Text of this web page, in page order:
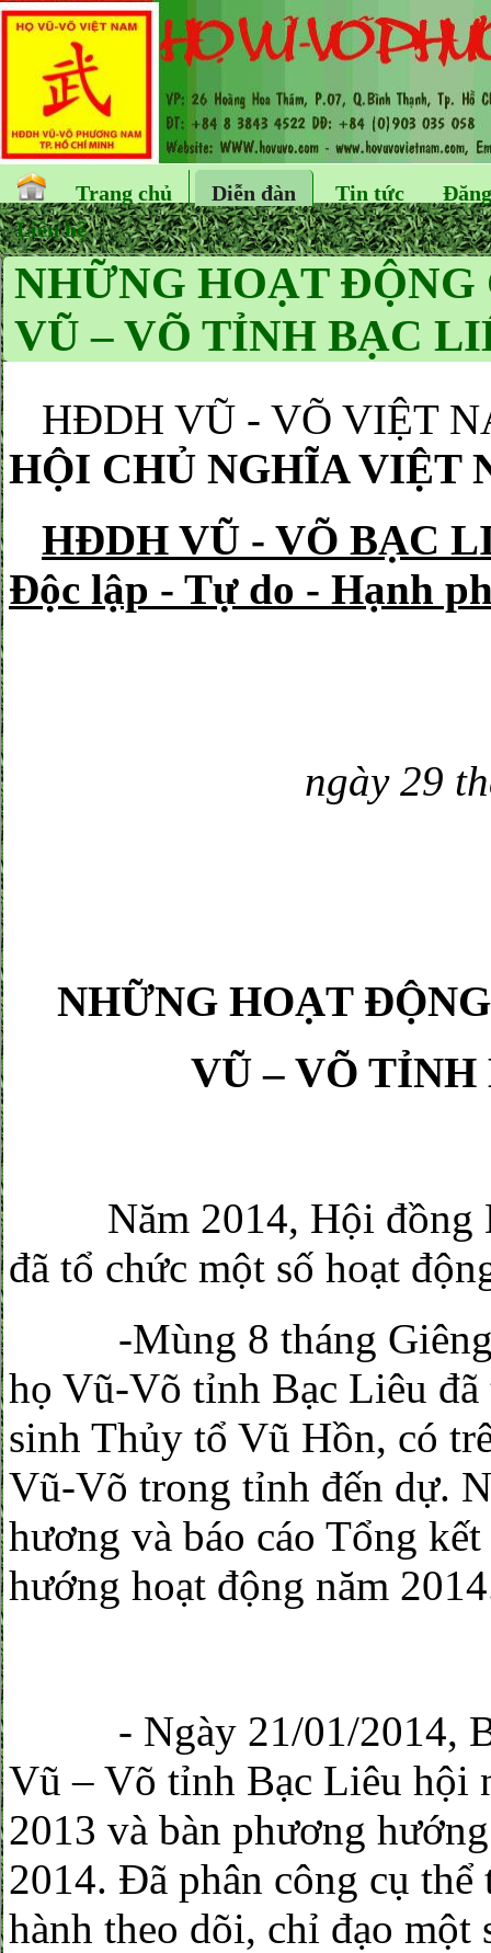
Trang chủ Diễn đàn Tin tức
Liên hệ
NHỮNG HOẠT
VŨ – VÕ TỈNH BẠC
HĐDH VŨ - VÕ
HỘI CHỦ NGHĨA VIỆT
HĐDH VŨ - VÕ BẠC
Độc lập - Tự do - Hạnh
ngày 29
NHỮNG HOẠT
VŨ – VÕ
Năm 2014, Hội đồng
đã tổ chức một số hoạt
-Mùng 8 tháng Giêng,
họ Vũ-Võ tỉnh Bạc Liêu
sinh Thủy tổ Vũ Hồn, có
Vũ-Võ trong tỉnh đến dự.
hương và báo cáo Tổng
hướng hoạt động năm
- Ngày 21/01/2014,
Vũ – Võ tỉnh Bạc Liêu hội
2013 và bàn phương
2014. Đã phân công cụ
hành theo dõi, chỉ đạo